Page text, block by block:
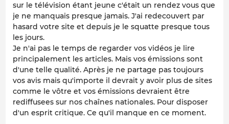
sur le télévision étant jeune c'était un rendez vous que
je ne manquais presque jamais. J'ai redecouvert par
hasard votre site et depuis je le squatte presque tous
les jours.
Je n'ai pas le temps de regarder vos vidéos je lire
principalement les articles. Mais vos émissions sont
d'une telle qualité. Après je ne partage pas toujours
vos avis mais qu'importe il devrait y avoir plus de sites
comme le vôtre et vos émissions devraient être
rediffusees sur nos chaînes nationales. Pour disposer
d'un esprit critique. Ce qu'il manque en ce moment.